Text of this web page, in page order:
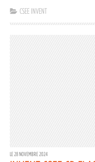
CSEE INVENT
LE 28 NOVEMBRE 2024